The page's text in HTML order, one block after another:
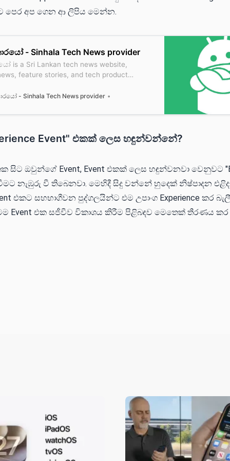
පෙර අප ගෙන ආ ලිපිය මෙන්න.
- Sinhala Tech News provider
is a Sri Lankan tech news website,
feature stories, and tech product
- Sinhala Tech News provider
Event" එකක් ලෙස හඳුන්වන්නේ?
සිට ඔවුන්ගේ Event, Event එකක් ලෙස හඳුන්වනවා වෙනුවට
නැඹුරු වී තිබෙනවා. මෙහිදී සිදු වන්නේ හුදෙක් නිෂ්පාදන
එකට සහභාගීවන පුද්ගලයින්ට එම උපාංග Experience කර
Event එක සජීවීව විකාශය කිරීම පිළිබඳව මෙතෙක් තීරණය